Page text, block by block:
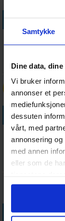
Samtykke
Dine data, dine
Vi bruker
annonser et
dessuten
vårt, med
annonsering
med annen
eller som de
Googles
White Dwarf
523
75,- lager:20+
Legg i
White Dwarf
527
75,-
64,- Ventes inn
21.08.2026
Legg i